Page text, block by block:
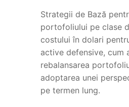
Strategii de Bază
portofoliului pe clase
costului în dolari
active defensive, cum
rebalansarea
adoptarea unei
pe termen lung.